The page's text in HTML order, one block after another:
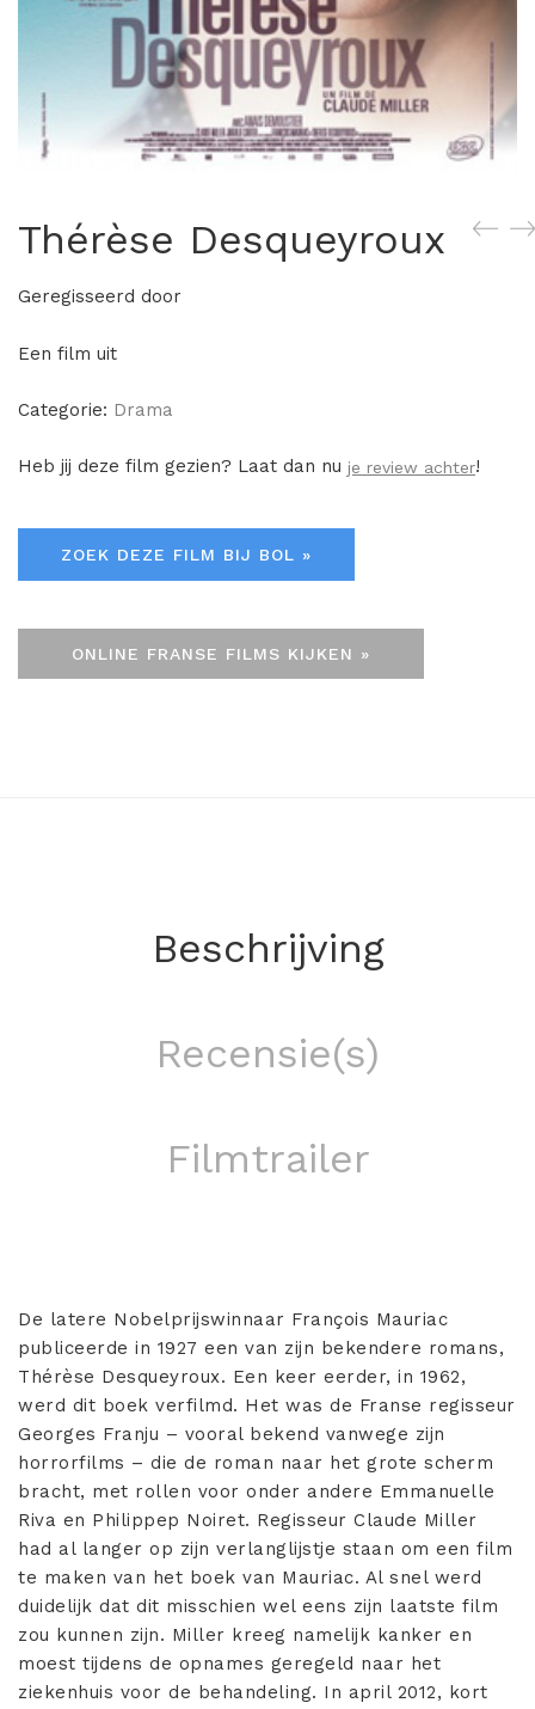
Thérèse Desqueyroux
Geregisseerd door
Een film uit
Categorie: Drama
Heb jij deze film gezien? Laat dan nu je review achter!
ZOEK DEZE FILM BIJ BOL »
ONLINE FRANSE FILMS KIJKEN »
Beschrijving
Recensie(s)
Filmtrailer
De latere Nobelprijswinnaar François Mauriac
publiceerde in 1927 een van zijn bekendere romans,
Thérèse Desqueyroux. Een keer eerder, in 1962,
werd dit boek verfilmd. Het was de Franse regisseur
Georges Franju – vooral bekend vanwege zijn
horrorfilms – die de roman naar het grote scherm
bracht, met rollen voor onder andere Emmanuelle
Riva en Philippep Noiret. Regisseur Claude Miller
had al langer op zijn verlanglijstje staan om een film
te maken van het boek van Mauriac. Al snel werd
duidelijk dat dit misschien wel eens zijn laatste film
zou kunnen zijn. Miller kreeg namelijk kanker en
moest tijdens de opnames geregeld naar het
ziekenhuis voor de behandeling. In april 2012, kort